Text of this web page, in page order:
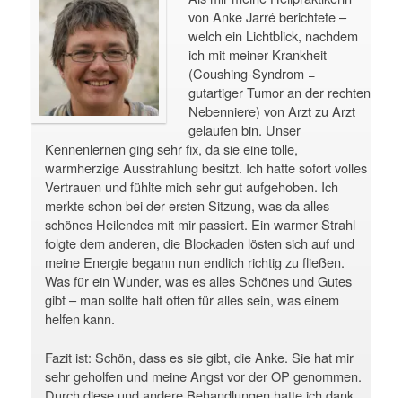
von Anke Jarré berichtete –
welch ein Lichtblick, nachdem
ich mit meiner Krankheit
(Coushing-Syndrom =
gutartiger Tumor an der rechten
Nebenniere) von Arzt zu Arzt
gelaufen bin. Unser
Kennenlernen ging sehr fix, da sie eine tolle,
warmherzige Ausstrahlung besitzt. Ich hatte sofort volles
Vertrauen und fühlte mich sehr gut aufgehoben. Ich
merkte schon bei der ersten Sitzung, was da alles
schönes Heilendes mit mir passiert. Ein warmer Strahl
folgte dem anderen, die Blockaden lösten sich auf und
meine Energie begann nun endlich richtig zu fließen.
Was für ein Wunder, was es alles Schönes und Gutes
gibt – man sollte halt offen für alles sein, was einem
helfen kann.
Fazit ist: Schön, dass es sie gibt, die Anke. Sie hat mir
sehr geholfen und meine Angst vor der OP genommen.